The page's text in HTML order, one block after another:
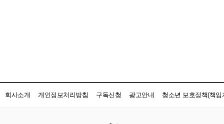
회사소개 개인정보처리방침 구독신청 광고안내 청소년 보호정책(책임